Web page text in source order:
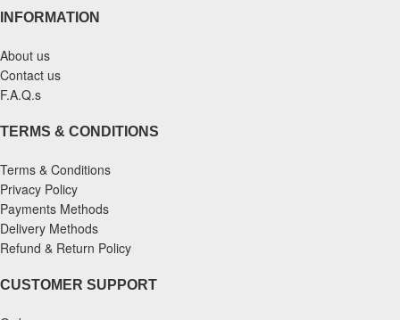
INFORMATION
About us
Contact us
F.A.Q.s
TERMS & CONDITIONS
Terms & Conditions
Privacy Policy
Payments Methods
Delivery Methods
Refund & Return Policy
CUSTOMER SUPPORT